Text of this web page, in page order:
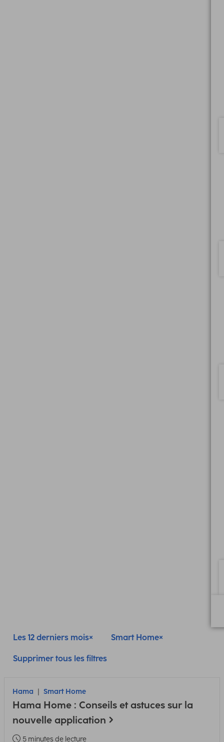
Les 12 derniers mois Smart Home
Supprimer tous les filtres
Hama Smart Home
Hama Home : Conseils et astuces sur la
nouvelle application
5 minutes de lecture